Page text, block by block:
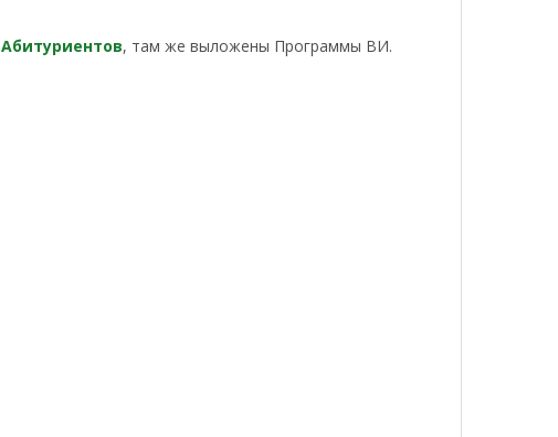
Абитуриентов, там же выложены Программы ВИ.